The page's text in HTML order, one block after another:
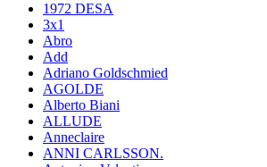
1972 DESA
3x1
Abro
Add
Adriano Goldschmied
AGOLDE
Alberto Biani
ALLUDE
Anneclaire
ANNI CARLSSON.